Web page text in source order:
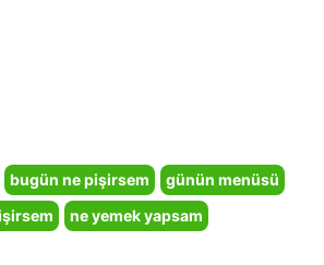
bugün ne pişirsem
günün menüsü
ne yemek yapsam